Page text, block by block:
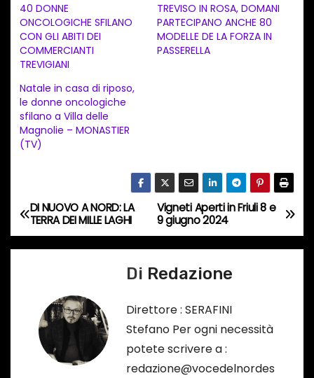
a
m
e
t
o
i
r
s
o
40 DONNE
ONCOLOGICHE SFILANO
CON GLI ABITI DEI
COMMERCIANTI
TREVIGIANI
TREVISO IN ROSA, DOMANI
PARTECIPANO ANCHE 80
MODELLE DE LA FORZA IN
PASSERELLA
Natale in casa di riposo,
le donne oncologiche
sfilano a Villa delle
Magnolie – MONASTIER
(TV)
N
a
Vigneti Aperti in Friuli 8 e
9 giugno 2024
DI NUOVO A NORD: LA
TERRA DEI MILLE LAGHI
Di Redazione
Direttore : SERAFINI
Stefano Per ogni necessità
potete scrivere a :
redazione@vocedelnordes